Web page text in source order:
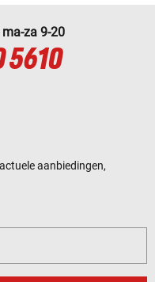
za 9-20
5610
aanbiedingen,